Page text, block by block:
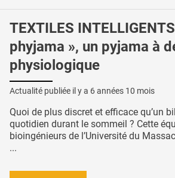
TEXTILES
phyjama », un pyjama à
physiologique
Actualité publiée il y a 6 années 10 mois
Quoi de plus discret et efficace qu’un
quotidien durant le sommeil ? Cette
bioingénieurs de l’Université du
...